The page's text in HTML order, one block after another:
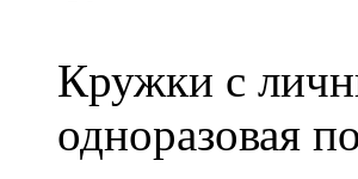
Кружки с
одноразовая